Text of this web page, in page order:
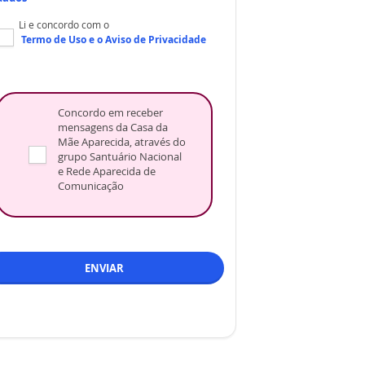
Li e concordo com o
Termo de Usoe oAviso de Privacidade
Concordo em receber
mensagens da Casa da
Mãe Aparecida, através do
grupo Santuário Nacional
e Rede Aparecida de
Comunicação
ENVIAR